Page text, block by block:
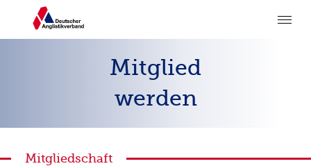
Mitglied
werden
Mitgliedschaft